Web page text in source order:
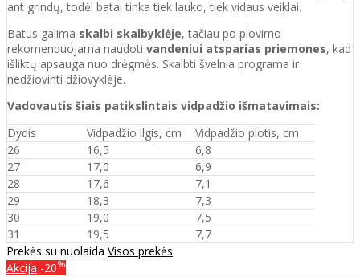
ant grindų, todėl batai tinka tiek lauko, tiek vidaus veiklai.
Batus galima skalbi skalbyklėje, tačiau po plovimo
rekomenduojama naudoti vandeniui atsparias priemones, kad
išliktų apsauga nuo drėgmės. Skalbti švelnia programa ir
nedžiovinti džiovyklėje.
Vadovautis šiais patikslintais vidpadžio išmatavimais:
Dydis
Vidpadžio ilgis, cm
Vidpadžio plotis, cm
26
16,5
6,8
27
17,0
6,9
28
17,6
7,1
29
18,3
7,3
30
19,0
7,5
31
19,5
7,7
Prekės su nuolaida Visos prekės
Akcija -20%